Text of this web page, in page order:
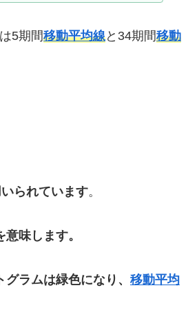
5期間移動平均線と34期間移動
られています。
味します。
ラムは緑色になり、 移動平均